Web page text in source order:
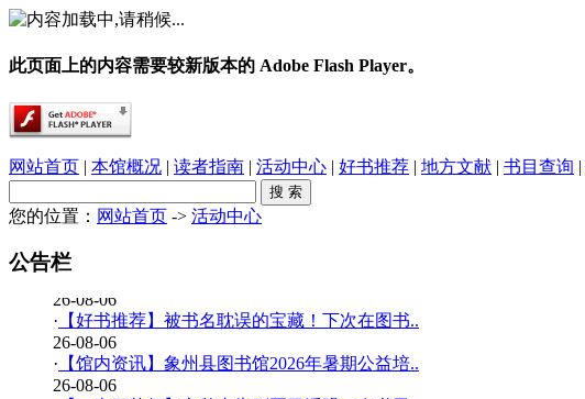
此页面上的内容需要较新版本的 Adobe Flash Player。
网站首页 | 本馆概况 | 读者指南 | 活动中心 | 好书推荐 | 地方文献 | 书目查询 |
您的位置： 网站首页 -> 活动中心
公告栏
春雨润乡土，书香伴童行——象州县文化广电..
26-08-06
·【少儿多媒体图书馆】背了八百遍《出师表》..
26-08-06
· 【好书推荐】被书名耽误的宝藏！下次在图书..
26-08-06
· 【馆内资讯】象州县图书馆2026年暑期公益培..
26-08-06